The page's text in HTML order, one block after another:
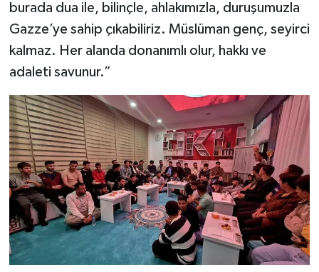
burada dua ile, bilinçle, ahlakımızla, duruşumuzla
Gazze’ye sahip çıkabiliriz. Müslüman genç, seyirci
kalmaz. Her alanda donanımlı olur, hakkı ve
adaleti savunur.”